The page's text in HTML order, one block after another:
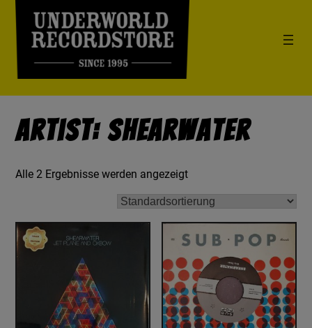
Artist: Shearwater
Alle 2 Ergebnisse werden angezeigt